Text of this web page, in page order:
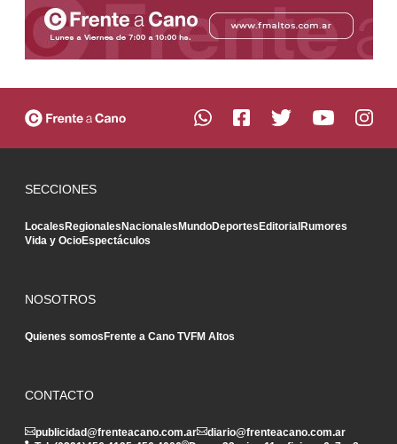
SECCIONES
LocalesRegionalesNacionalesMundoDeportesEditorialRumores
Vida y OcioEspectáculos
NOSOTROS
Quienes somosFrente a Cano TVFM Altos
CONTACTO
publicidad@frenteacano.com.ar
diario@frenteacano.com.ar